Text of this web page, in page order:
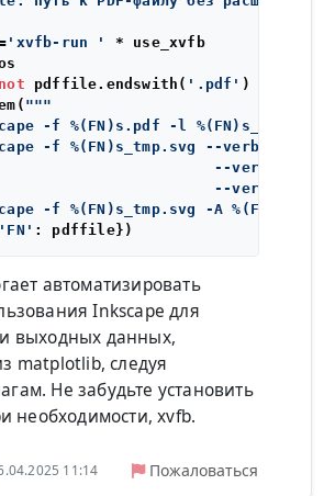
'xvfb-run '
* use_xvfb
not pdffile.endswith( '.pdf' )
"""
-f %(FN)s.pdf -l %(FN)s_tmp.svg
-f %(FN)s_tmp.svg --
--
--
-f %(FN)s_tmp.svg -A %(FN)s-
'FN'
автоматизировать
Inkscape для
выходных данных,
matplotlib, следуя
Не забудьте установить
необходимости, xvfb.
11:14 Пожаловаться